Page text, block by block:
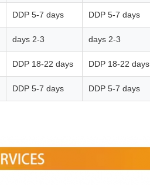
DDP 5-7 days
DDP 5-7 days
2-3 days
2-3 days
DDP 18-22 days
DDP 18-22 days
DDP 5-7 days
DDP 5-7 days